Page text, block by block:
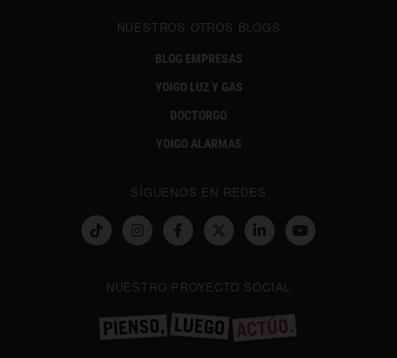
NUESTROS OTROS BLOGS
BLOG EMPRESAS
YOIGO LUZ Y GAS
DOCTORGO
YOIGO ALARMAS
SÍGUENOS EN REDES
NUESTRO PROYECTO SOCIAL